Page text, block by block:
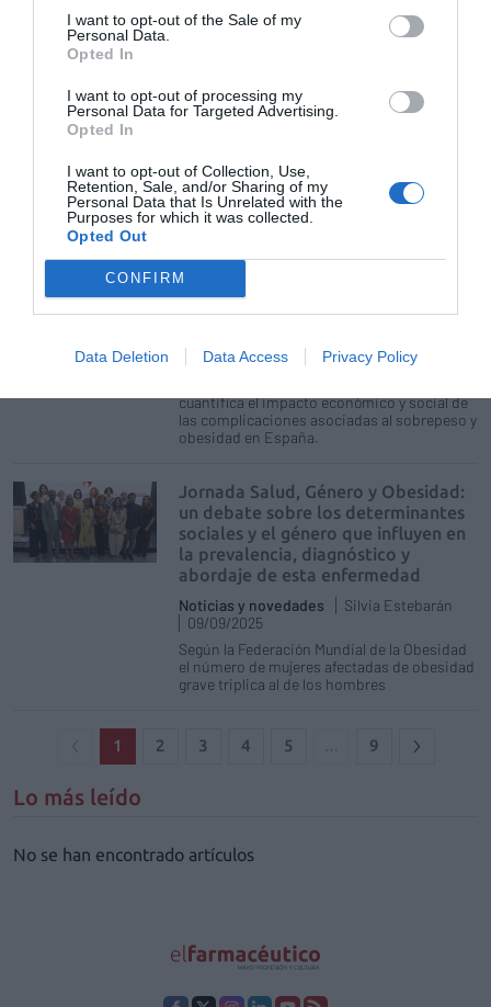
I want to opt-out of the Sale of my
Personal Data.
Opted In
I want to opt-out of processing my
Personal Data for Targeted Advertising.
Opted In
I want to opt-out of Collection, Use,
Retention, Sale, and/or Sharing of my
Personal Data that Is Unrelated with the
Purposes for which it was collected.
Opted Out
CONFIRM
Data Deletion Data Access Privacy Policy
cardiaca ICFEp
otra opción terapéutica para el
tratamiento de la obesidad
Si la población española con
unos 25 mil millones de euros en
"El Valor Social de un mejor control de la
cuantifica el impacto económico y social de
las complicaciones asociadas al sobrepeso y
obesidad en España.
Jornada Salud, Género y Obesidad:
un debate sobre los determinantes
sociales y el género que influyen en
la prevalencia, diagnóstico y
abordaje de esta enfermedad
Noticias y novedades
Silvia Estebarán
09/09/2025
Según la Federación Mundial de la Obesidad
el número de mujeres afectadas de obesidad
grave triplica al de los hombres
1 2 3 4 5 9
Lo más leído
No se han encontrado artículos